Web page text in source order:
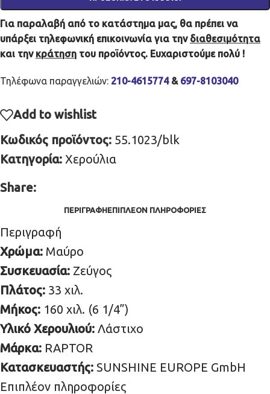
Για παραλαβή από το κατάστημα μας, θα πρέπει να
υπάρξει τηλεφωνική επικοινωνία για την διαθεσιμότητα
και την κράτηση του προϊόντος. Ευχαριστούμε πολύ !
Τηλέφωνα παραγγελιών: 210-4615774& 697-8103040
Add to wishlist
Κωδικός προϊόντος: 55.1023/blk
Κατηγορία: Χερούλια
Share:
ΠΕΡΙΓΡΑΦΉΕΠΙΠΛΈΟΝ ΠΛΗΡΟΦΟΡΊΕΣ
Περιγραφή
Χρώμα: Μαύρο
Συσκευασία: Ζεύγος
Πλάτος: 33 χιλ.
Μήκος: 160 χιλ. (6 1/4”)
Υλικό Χερουλιού: Λάστιχο
Μάρκα: RAPTOR
Κατασκευαστής: SUNSHINE EUROPE GmbH
Επιπλέον πληροφορίες